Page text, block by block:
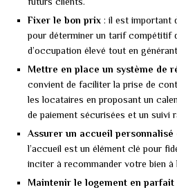
Fixer le bon prix : il est important
pour déterminer un tarif compétitif
d’occupation élevé tout en
Mettre en place un système de
convient de faciliter la prise de
les locataires en proposant un
de paiement sécurisées et un suivi
Assurer un accueil personnalisé
l’accueil est un élément clé pour
inciter à recommander votre bien à
Maintenir le logement en parfait